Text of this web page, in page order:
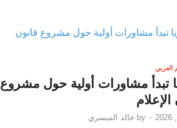
العربي
تبدأ مشاورات أولية حول مشروع
-
by خالد الميسري